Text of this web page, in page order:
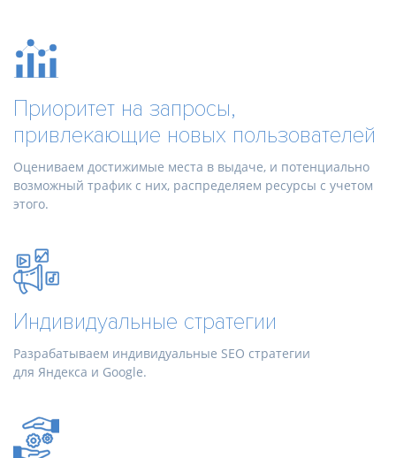
Приоритет на запросы,
привлекающие новых пользователей
Оцениваем достижимые места в выдаче, и потенциально
возможный трафик с них, распределяем ресурсы с учетом
этого.
Индивидуальные стратегии
Разрабатываем индивидуальные SEO стратегии
для Яндекса и Google.